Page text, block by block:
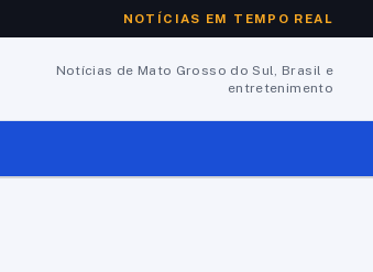
NOTÍCIAS EM TEMPO REAL
Notícias de Mato Grosso do Sul, Brasil e
entretenimento